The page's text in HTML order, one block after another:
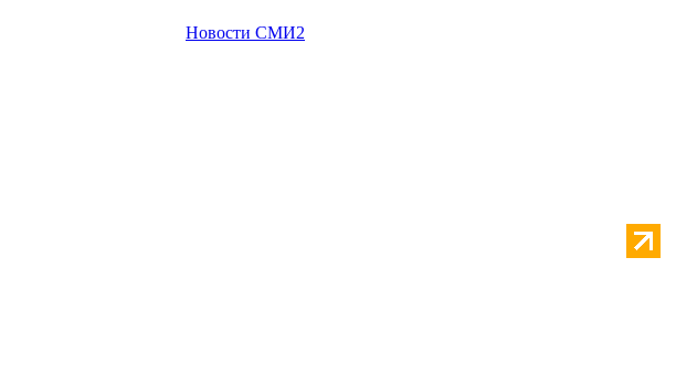
Новости СМИ2